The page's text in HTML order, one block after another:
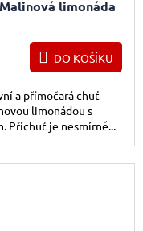
limonáda
DO KOŠÍKU
a přímočará chuť
limonádou s
Příchuť je nesmírně...